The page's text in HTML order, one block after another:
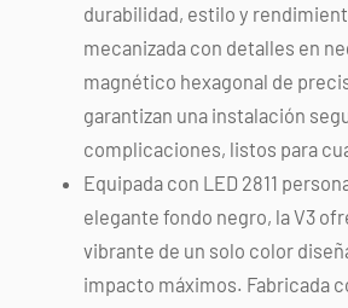
durabilidad, estilo y
mecanizada con detalles en
magnético hexagonal de
garantizan una instalación
complicaciones, listos para
Equipada con LED 2811
elegante fondo negro, la V3
vibrante de un solo color
impacto máximos. Fabricada